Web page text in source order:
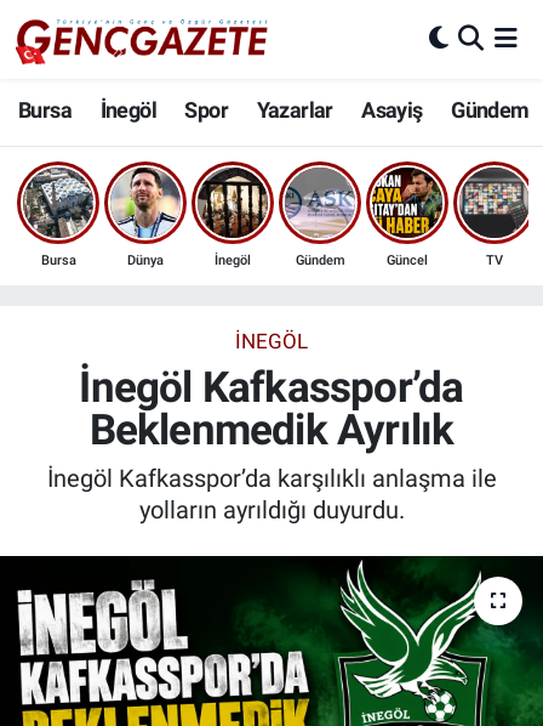
Bursa İnegöl Spor Yazarlar Asayiş Gündem
Bursa Dünya İnegöl Gündem Güncel TV
İNEGÖL
İnegöl Kafkasspor’da
Beklenmedik Ayrılık
İnegöl Kafkasspor’da karşılıklı anlaşma ile
yolların ayrıldığı duyurdu.
Bursa
İnegöl
3.SAYFA
Ekonomi
Güncel
Kadın & Aile
Kültür & Sanat
Sağlık
Nöbetçi Eczaneler
Hava Durumu
Trafik Durumu
Son Dakika Haberleri
Haber Arşivi